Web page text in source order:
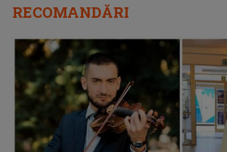
RECOMANDĂRI